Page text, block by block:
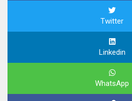
Twitter
Linkedin
WhatsApp